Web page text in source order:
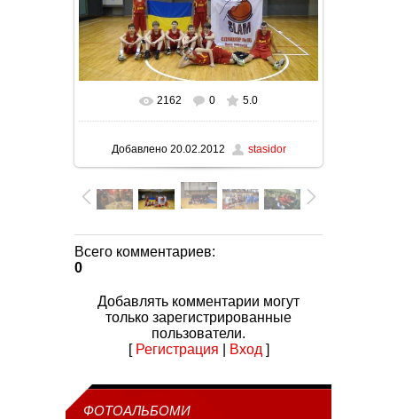
В реальном размере 1600x900
2162 0 5.0
Добавлено20.02.2012 stasidor
Всего комментариев:
0
Добавлять комментарии могут
только зарегистрированные
пользователи.
[ Регистрация Вход ]
ФОТОАЛЬБОМИ